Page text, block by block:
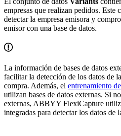
empresas que realizan pedidos. Este
detectar la empresa emisora y
emisor con una base de datos.
La información de bases de datos
facilitar la detección de los datos de
compra. Además, el entrenamiento
utilizan bases de datos externas. Si
externas, ABBYY FlexiCapture
integradas para detectar los datos de